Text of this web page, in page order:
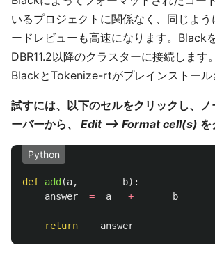
いるプロジェクトに関係なく、同じよう
ードレビューも高速になります。Black
DBR11.2以降のクラスターに接続しま
BlackとTokenize-rtがプレインストール
試すには、以下のセルをクリックし、
ーバーから、 Edit --> Format cell(s) を
Python
def add (a, b):
answer
= a + b
return answer